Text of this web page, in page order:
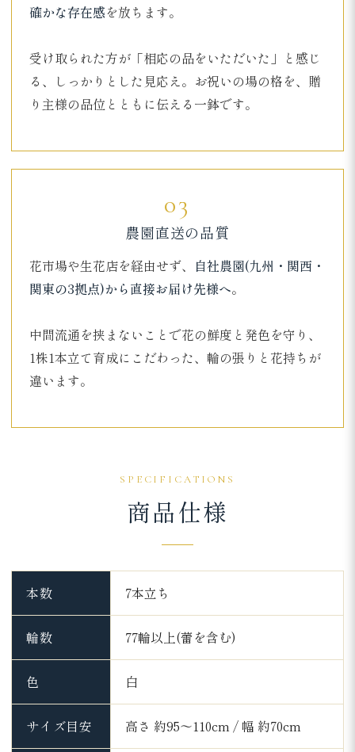
確かな存在感を放ちます。
受け取られた方が「相応の品をいただいた」と感じ
る、しっかりとした見応え。お祝いの場の格を、贈
り主様の品位とともに伝える一鉢です。
03
農園直送の品質
花市場や生花店を経由せず、 自社農園(九州・関西・
関東の3拠点)から直接お届け先様へ。
中間流通を挟まないことで花の鮮度と発色を守り、
1株1本立て育成にこだわった、輪の張りと花持ちが
違います。
SPECIFICATIONS
商品仕様
本数 7本立ち
輪数 77輪以上(蕾を含む)
色 白
サイズ目安 高さ 約95～110cm / 幅 約70cm